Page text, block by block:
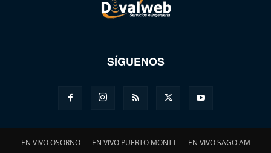
SÍGUENOS
EN VIVO OSORNO EN VIVO PUERTO MONTT EN VIVO SAGO AM